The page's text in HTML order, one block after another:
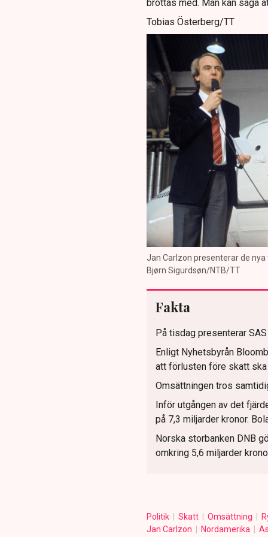
brottas med. Man kan säga
Tobias Österberg/TT
Jan Carlzon presenterar de
Bjørn Sigurdsøn/NTB/TT
Fakta
På tisdag presenterar
Enligt Nyhetsbyrån
att förlusten före skatt ska
Omsättningen tros
Inför utgången av det
på 7,3 miljarder kronor.
Norska storbanken DNB
omkring 5,6 miljarder
Politik Skatt Omsättning
Jan Carlzon
Nordamerika